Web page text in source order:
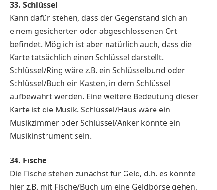
33. Schlüssel
Kann dafür stehen, dass der Gegenstand sich an
einem gesicherten oder abgeschlossenen Ort
befindet. Möglich ist aber natürlich auch, dass die
Karte tatsächlich einen Schlüssel darstellt.
Schlüssel/Ring wäre z.B. ein Schlüsselbund oder
Schlüssel/Buch ein Kasten, in dem Schlüssel
aufbewahrt werden. Eine weitere Bedeutung dieser
Karte ist die Musik. Schlüssel/Haus wäre ein
Musikzimmer oder Schlüssel/Anker könnte ein
Musikinstrument sein.
34. Fische
Die Fische stehen zunächst für Geld, d.h. es könnte
hier z.B. mit Fische/Buch um eine Geldbörse gehen,